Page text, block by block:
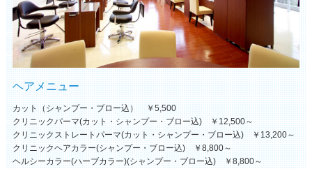
ヘアメニュー
カット（シャンプー・ブロー込） ￥5,500
クリニックパーマ(カット・シャンプー・ブロー込) ￥12,500～
クリニックストレートパーマ(カット・シャンプー・ブロー込) ￥13,200～
クリニックヘアカラー(シャンプー・ブロー込) ￥8,800～
ヘルシーカラー(ハーブカラー)(シャンプー・ブロー込) ￥8,800～